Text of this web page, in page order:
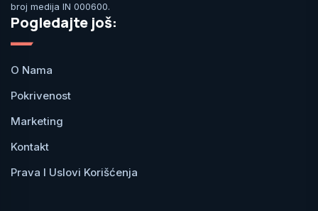
broj medija IN 000600.
Pogledajte još:
O Nama
Pokrivenost
Marketing
Kontakt
Prava I Uslovi Korišćenja